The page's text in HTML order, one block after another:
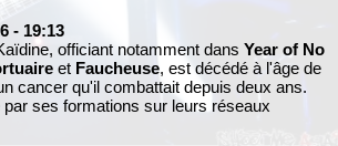
- 19:13
officiant notamment dans Year of No
et Faucheuse, est décédé à l'âge de
cancer qu'il combattait depuis deux ans.
par ses formations sur leurs réseaux